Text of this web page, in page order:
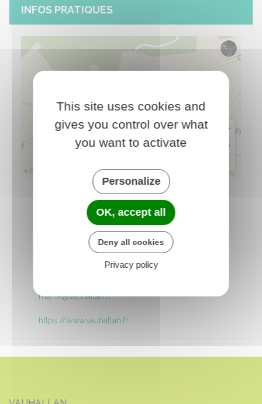
INFOS PRATIQUES
© Plan-interactif © Contributeurs d'OpenStreetMap
10 grande rue du 8 mai 1945
91430 VAUHALLAN
01 69 35 53 00
mairie@vauhallan.fr
https://www.vauhallan.fr
This site uses cookies and
gives you control over what
you want to activate
Personalize
OK, accept all
Deny all cookies
Privacy policy